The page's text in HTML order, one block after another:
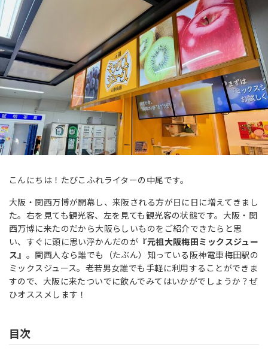
こんにちは！たびこふれライターの中尾です。
大阪・関西万博が開幕し、来阪される方が日に日に増えてきまし
た。右を見ても観光客、左を見ても観光客の状態です。大阪・関
西万博に来たのだから大阪らしいものをご紹介できたらと思
い、すぐに頭に思い浮かんだのが 『元祖大阪梅田ミックスジュー
ス』 。関西人なら誰でも（たぶん）知っている阪神電車梅田駅の
ミックスジュース。老若男女誰でも手軽に利用することができま
すので、大阪に来たついでに飲んでみてはいかがでしょうか？ぜ
ひオススメします！
目次